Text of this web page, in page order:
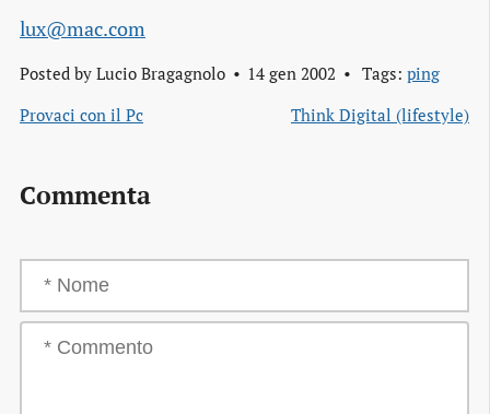
lux@mac.com
Posted by Lucio Bragagnolo 14 gen 2002 Tags: ping
Provaci con il Pc
Think Digital (lifestyle)
Commenta